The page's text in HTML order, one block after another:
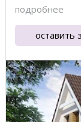
подробнее
оставить